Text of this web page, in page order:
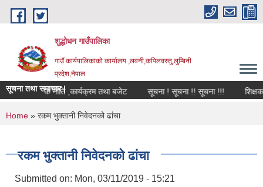
Skip to main content
शुद्धोधन गाउँपालिका
गाउँ कार्यपालिकाको कार्यालय ,लवनी,कपिलवस्तु,लुम्बिनी
प्रदेश,नेपाल
सूचना तथा समाचार |
को वार्षिक नीति ,कार्यक्रम तथा बजेट सूचना ! सूचना !! सूचना !!! शिक्षक
You are here
Home » रकम भुक्तानी निवेदनको ढांचा
रकम भुक्तानी निवेदनको ढांचा
Submitted on: Mon, 03/11/2019 - 15:21